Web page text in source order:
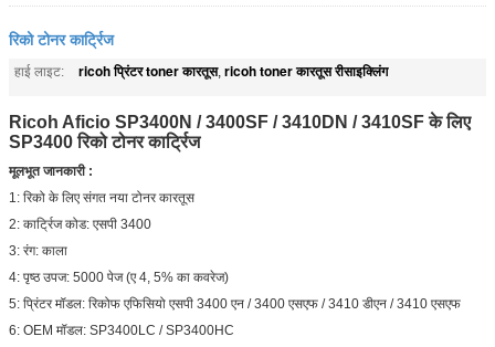
रिको टोनर कार्ट्रिज
हाई लाइट: ricoh प्रिंटर toner कारतूस, ricoh toner कारतूस रीसाइक्लिंग
Ricoh Aficio SP3400N / 3400SF / 3410DN / 3410SF के लिए
SP3400 रिको टोनर कार्ट्रिज
मूलभूत जानकारी :
1: रिको के लिए संगत नया टोनर कारतूस
2: कार्ट्रिज कोड: एसपी 3400
3: रंग: काला
4: पृष्ठ उपज: 5000 पेज (ए 4, 5% का कवरेज)
5: प्रिंटर मॉडल: रिकोफ एफिसियो एसपी 3400 एन / 3400 एसएफ / 3410 डीएन / 3410 एसएफ
6: OEM मॉडल: SP3400LC / SP3400HC